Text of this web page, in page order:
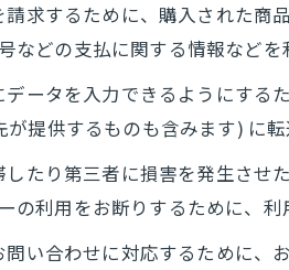
求するために、購入された商
などの支払に関する情報などを
ータを入力できるようにする
が提供するものも含みます) に
たり第三者に損害を発生させ
の利用をお断りするために、
い合わせに対応するために、